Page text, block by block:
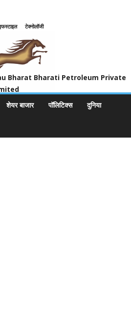
टेक्नोलॉजी
Bharat Bharati Petroleum Private
शेयर बाजार पॉलिटिक्स दुनिया